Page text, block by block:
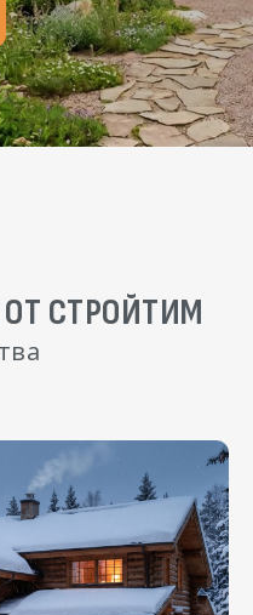
СТРОЙТИМ